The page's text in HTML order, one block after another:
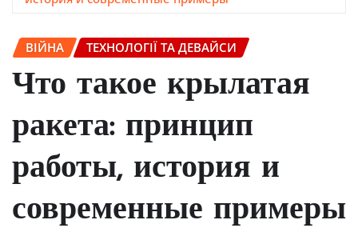
ВІЙНА ТЕХНОЛОГІЇ ТА ДЕВАЙСИ
Что такое крылатая
ракета: принцип
работы, история и
современные примеры